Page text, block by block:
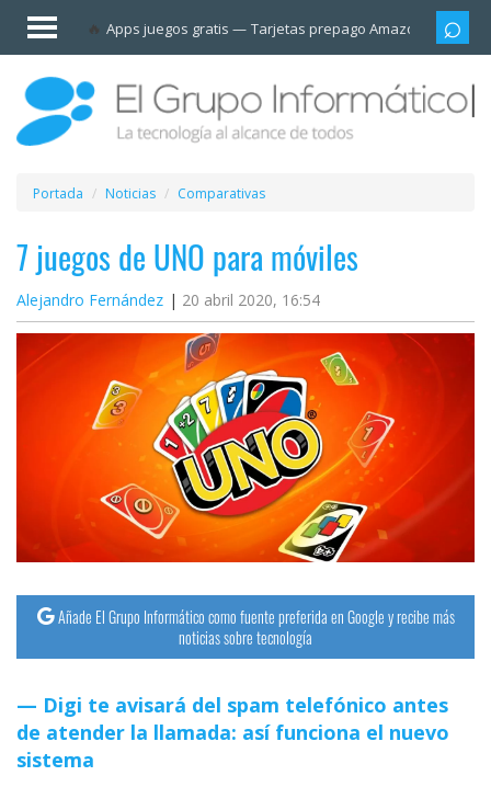
Apps juegos gratis Tarjetas prepago Amazon
Invitado
Iniciar
sesión /
Registrarse
Esenciales
Móviles
Ofertas
Apps
Redes
sociales
streaming
Operadores
Trucos
y
Ciberseguridad
Portada Noticias Comparativas
7 juegos de UNO para móviles
Alejandro Fernández 20 abril 2020, 16:54
Añade El Grupo Informático como fuente preferida en Google y recibe más
noticias sobre tecnología
Digi te avisará del spam telefónico antes
de atender la llamada: así funciona el nuevo
sistema